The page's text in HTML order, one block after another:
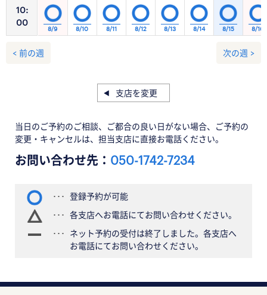
10:
00
8/9 8/10 8/11 8/12 8/13 8/14 8/15 8/16
< 前の週 次の週 >
支店を変更
当日のご予約のご相談、ご都合の良い日がない場合、ご予約の
変更・キャンセルは、担当支店に直接お電話ください。
お問い合わせ先： 050-1742-7234
登録予約が可能
各支店へお電話にてお問い合わせください。
ネット予約の受付は終了しました。各支店へ
お電話にてお問い合わせください。